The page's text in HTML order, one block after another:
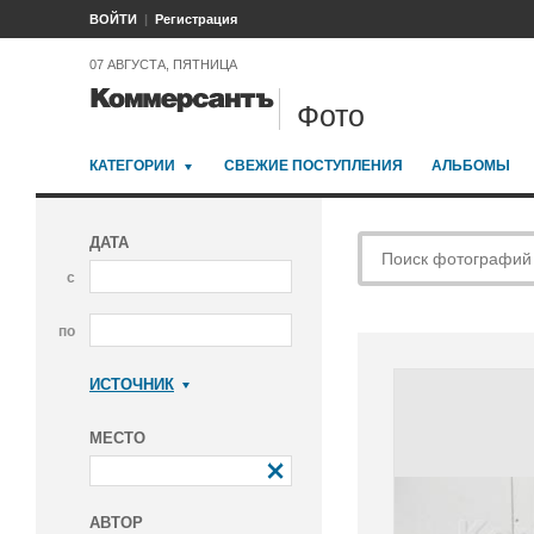
ВОЙТИ Регистрация
07 АВГУСТА, ПЯТНИЦА
Фото
КАТЕГОРИИ СВЕЖИЕ ПОСТУПЛЕНИЯ АЛЬБОМЫ
ДАТА
с
по
ИСТОЧНИК
МЕСТО
АВТОР